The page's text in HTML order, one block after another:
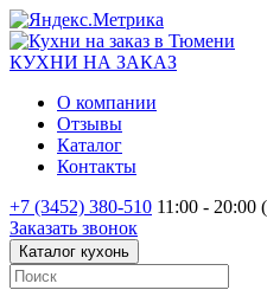
КУХНИ НА ЗАКАЗ
О компании
Отзывы
Каталог
Контакты
+7 (3452) 380-510 11:00 - 20:00
Заказать звонок
Каталог кухонь